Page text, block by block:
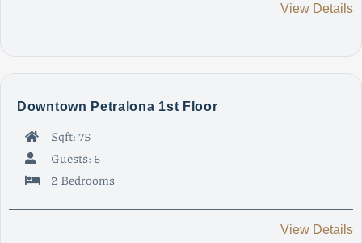
View Details
Downtown Petralona 1st Floor
Sqft: 75
Guests: 6
2 Bedrooms
View Details